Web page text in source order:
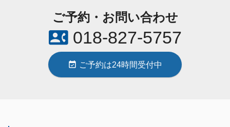
ご予約・お問い合わせ
contact_phone018-827-5757
event_available ご予約は24時間受付中